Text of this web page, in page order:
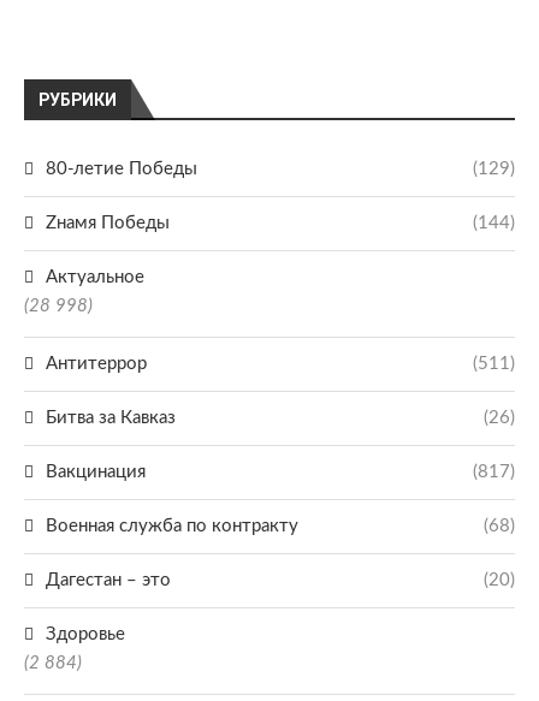
РУБРИКИ
80-летие Победы (129)
Zнамя Победы (144)
Актуальное
(28 998)
Антитеррор (511)
Битва за Кавказ (26)
Вакцинация (817)
Военная служба по контракту (68)
Дагестан – это (20)
Здоровье
(2 884)